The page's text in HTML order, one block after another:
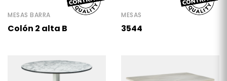
MESAS BARRA
Colón 2 alta B
MESAS
3544